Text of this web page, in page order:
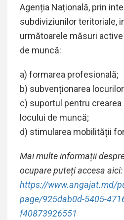
Agenția Națională, prin
subdiviziunilor teritoriale,
următoarele măsuri
de muncă:
a) formarea profesională;
b) subvenționarea
c) suportul pentru crearea
locului de muncă;
d) stimularea mobilității
Mai multe informații
ocupare puteți accesa aici:
https://www.angajat.md/
page/925dab0d-5405-
f40873926551